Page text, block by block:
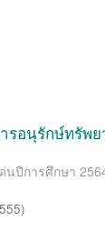
รอนุรักษ์ทรัพ
นปีการศึกษา
)